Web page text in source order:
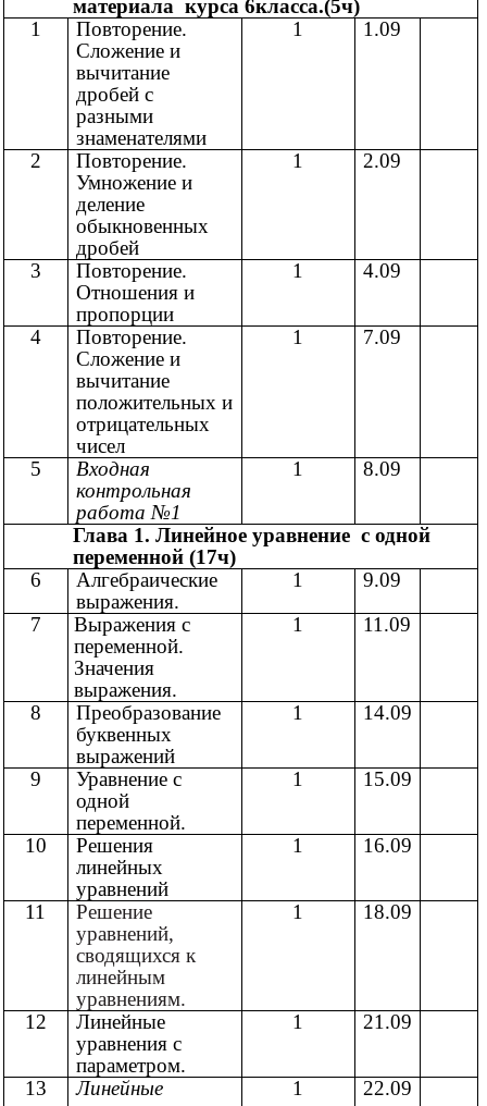
материала курса 6класса.(5ч)
1
Повторение.
Сложение и
вычитание
дробей с
разными
знаменателями
1 1.09
2
Повторение.
Умножение и
деление
обыкновенных
дробей
1 2.09
3
Повторение.
Отношения и
пропорции
1 4.09
4
Повторение.
Сложение и
вычитание
положительных и
отрицательных
чисел
1 7.09
5
Входная
контрольная
работа №1
1 8.09
Глава 1. Линейное уравнение с одной
переменной (17ч)
6
Алгебраические
выражения.
1
9.09
7
Выражения с
переменной.
Значения
выражения.
1 11.09
8
Преобразование
буквенных
выражений
1 14.09
9
Уравнение с
одной
переменной.
1 15.09
10
Решения
линейных
уравнений
1 16.09
11
Решение
уравнений,
сводящихся к
линейным
уравнениям.
1 18.09
12
Линейные
уравнения с
параметром.
1 21.09
13
Линейные
1 22.09